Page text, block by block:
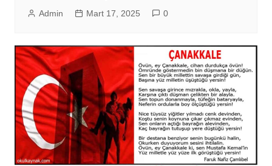
Admin Mart 17, 2025 0